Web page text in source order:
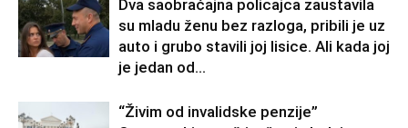
Dva saobraćajna policajca zaustavila
su mladu ženu bez razloga, pribili je uz
auto i grubo stavili joj lisice. Ali kada joj
je jedan od...
“Živim od invalidske penzije”